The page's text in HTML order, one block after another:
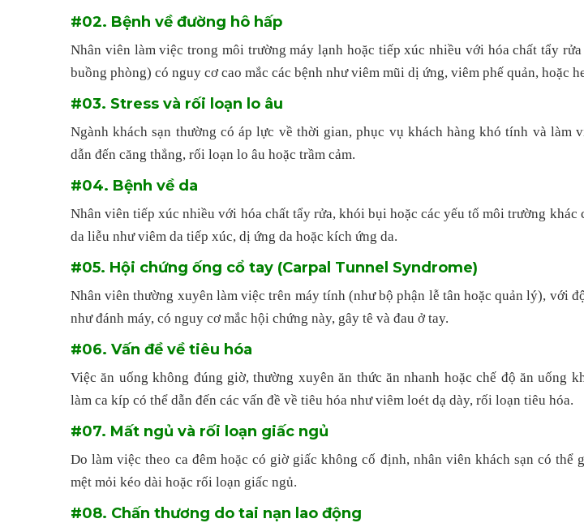
#02. Bệnh về đường hô hấp
Nhân viên làm việc trong môi trường máy lạnh hoặc tiếp xúc nhiều với hóa chất tẩy
buồng phòng) có nguy cơ cao mắc các bệnh như viêm mũi dị ứng, viêm phế quản, hoặc
#03. Stress và rối loạn lo âu
Ngành khách sạn thường có áp lực về thời gian, phục vụ khách hàng khó tính và làm
dẫn đến căng thẳng, rối loạn lo âu hoặc trầm cảm.
#04. Bệnh về da
Nhân viên tiếp xúc nhiều với hóa chất tẩy rửa, khói bụi hoặc các yếu tố môi trường khác
da liễu như viêm da tiếp xúc, dị ứng da hoặc kích ứng da.
#05. Hội chứng ống cổ tay (Carpal Tunnel Syndrome)
Nhân viên thường xuyên làm việc trên máy tính (như bộ phận lễ tân hoặc quản lý), với
như đánh máy, có nguy cơ mắc hội chứng này, gây tê và đau ở tay.
#06. Vấn đề về tiêu hóa
Việc ăn uống không đúng giờ, thường xuyên ăn thức ăn nhanh hoặc chế độ ăn uống
làm ca kíp có thể dẫn đến các vấn đề về tiêu hóa như viêm loét dạ dày, rối loạn tiêu hóa.
#07. Mất ngủ và rối loạn giấc ngủ
Do làm việc theo ca đêm hoặc có giờ giấc không cố định, nhân viên khách sạn có thể
mệt mỏi kéo dài hoặc rối loạn giấc ngủ.
#08. Chấn thương do tai nạn lao động